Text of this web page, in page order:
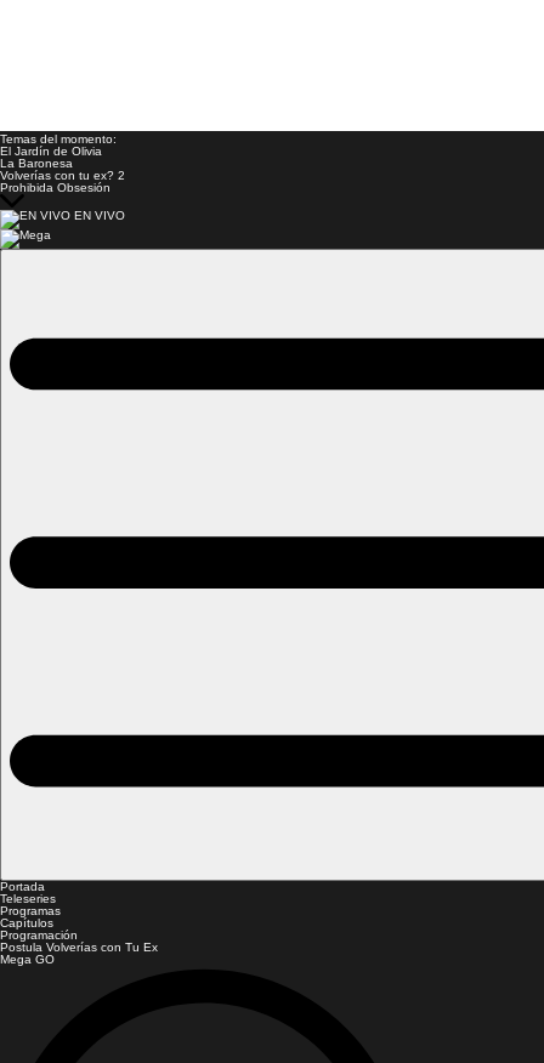
Temas del momento:
El Jardín de Olivia
La Baronesa
Volverías con tu ex? 2
Prohibida Obsesión
EN VIVO
Portada
Teleseries
Programas
Capítulos
Programación
Postula Volverías con Tu Ex
Mega GO